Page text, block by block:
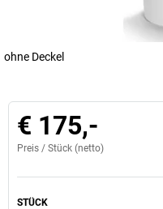
ohne Deckel
€ 175,-
Preis / Stück (netto)
STÜCK